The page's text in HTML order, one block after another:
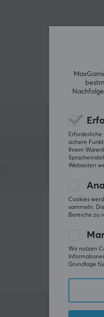
von Lanberg ist nicht
sondern auch sehr
sichere
Ihrem
Webseiten
Cookies
sammeln.
Bereiche zu
Wir nutzen
Grundlage